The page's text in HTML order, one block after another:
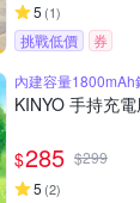
5 (1)
挑戰低價
券
內建容量1800mAh
KINYO 手持充
$285 $299
5 (2)